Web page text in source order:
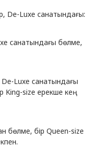
De-Luxe санатындағы:
санатындағы бөлме,
Luxe санатындағы
King-size ерекше кең
бөлме, бір Queen-size